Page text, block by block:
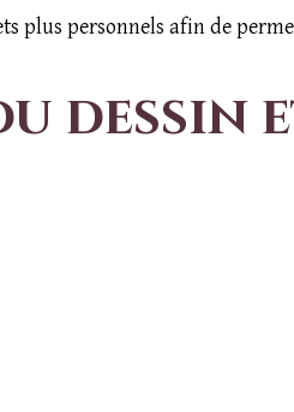
plus personnels afin de
dessin